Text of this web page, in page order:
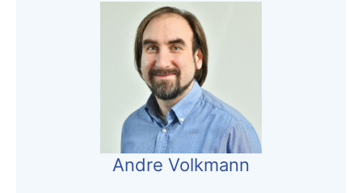
Andre Volkmann